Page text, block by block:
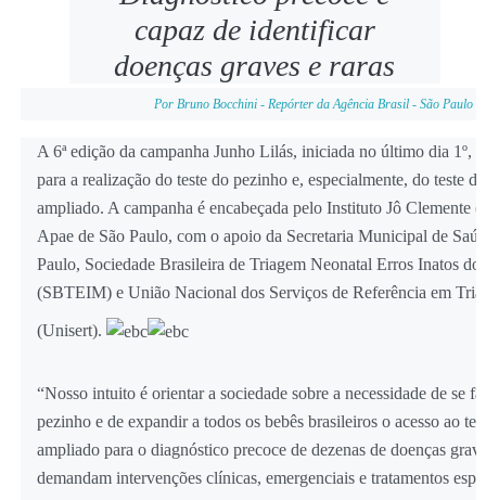
capaz de identificar
doenças graves e raras
Por Bruno Bocchini - Repórter da Agência Brasil - São Paulo
A 6ª edição da campanha Junho Lilás, iniciada no último dia 1º,
para a realização do teste do pezinho e, especialmente, do teste
ampliado. A campanha é encabeçada pelo Instituto Jô Clemente
Apae de São Paulo, com o apoio da Secretaria Municipal de
Paulo, Sociedade Brasileira de Triagem Neonatal Erros Inatos
(SBTEIM) e União Nacional dos Serviços de Referência em
(Unisert).
“Nosso intuito é orientar a sociedade sobre a necessidade de se
pezinho e de expandir a todos os bebês brasileiros o acesso ao
ampliado para o diagnóstico precoce de dezenas de doenças
demandam intervenções clínicas, emergenciais e tratamentos